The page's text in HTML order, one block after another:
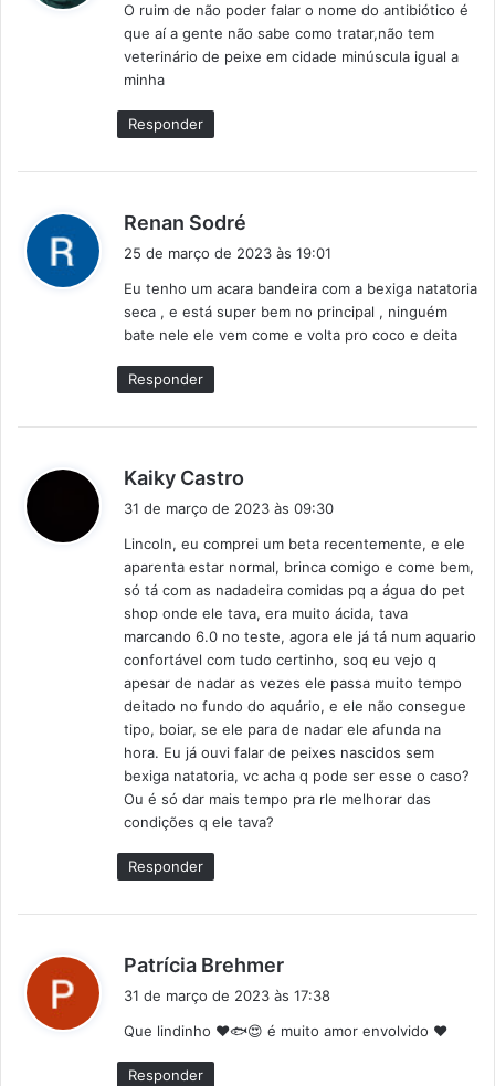
s
e
:
O ruim de não poder falar o nome do antibiótico é
que aí a gente não sabe como tratar,não tem
veterinário de peixe em cidade minúscula igual a
minha
Responder
Renan Sodré
i
s
e
:
25 de março de 2023 às 19:01
Eu tenho um acara bandeira com a bexiga natatoria
seca , e está super bem no principal , ninguém
bate nele ele vem come e volta pro coco e deita
Responder
Kaiky Castro
i
s
e
:
31 de março de 2023 às 09:30
Lincoln, eu comprei um beta recentemente, e ele
aparenta estar normal, brinca comigo e come bem,
só tá com as nadadeira comidas pq a água do pet
shop onde ele tava, era muito ácida, tava
marcando 6.0 no teste, agora ele já tá num aquario
confortável com tudo certinho, soq eu vejo q
apesar de nadar as vezes ele passa muito tempo
deitado no fundo do aquário, e ele não consegue
tipo, boiar, se ele para de nadar ele afunda na
hora. Eu já ouvi falar de peixes nascidos sem
bexiga natatoria, vc acha q pode ser esse o caso?
Ou é só dar mais tempo pra rle melhorar das
condições q ele tava?
Responder
Patrícia Brehmer
s
31 de março de 2023 às 17:38
Que lindinho ❤🐟😍 é muito amor envolvido ❤
Responder